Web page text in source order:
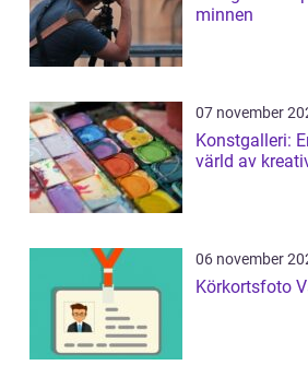
minnen
07 november
Konstgalleri:
värld av
06 november
Körkortsfoto